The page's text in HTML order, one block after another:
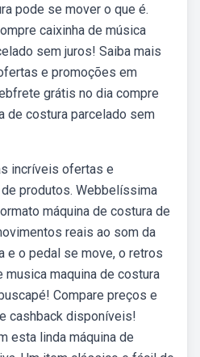
pode se mover o que é.
caixinha de música
sem juros! Saiba mais
e promoções em
grátis no dia compre
de costura parcelado sem
incríveis ofertas e
produtos. Webbelíssima
máquina de costura de
reais ao som da
e o pedal se move, o retros
musica maquina de costura
Compare preços e
cashback disponíveis!
esta linda máquina de